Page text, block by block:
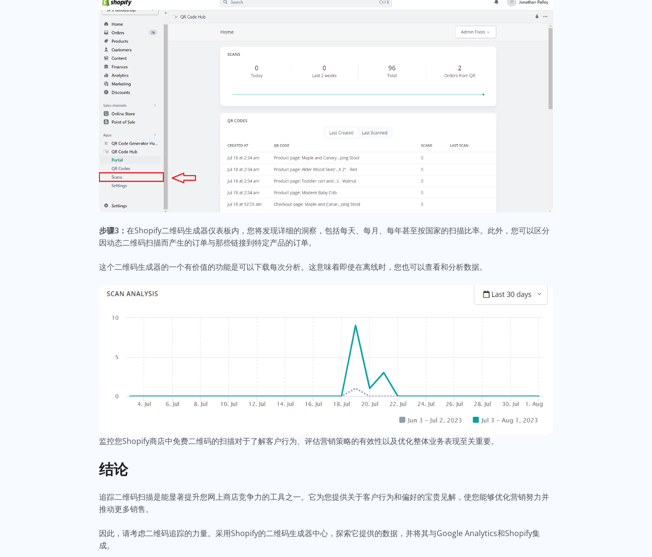
步骤3： 在Shopify二维码生成器仪表板内，您将发现详细的洞察，包括每天、每月、每年甚至按国家的扫描比率。此外，您可以区分
因动态二维码扫描而产生的订单与那些链接到特定产品的订单。
这个二维码生成器的一个有价值的功能是可以下载每次分析。这意味着即使在离线时，您也可以查看和分析数据。
监控您Shopify商店中免费二维码的扫描对于了解客户行为、评估营销策略的有效性以及优化整体业务表现至关重要。
结论
追踪二维码扫描是能显著提升您网上商店竞争力的工具之一。它为您提供关于客户行为和偏好的宝贵见解，使您能够优化营销努力并
推动更多销售。
因此，请考虑二维码追踪的力量。采用Shopify的二维码生成器中心，探索它提供的数据，并将其与Google Analytics和Shopify集
成。